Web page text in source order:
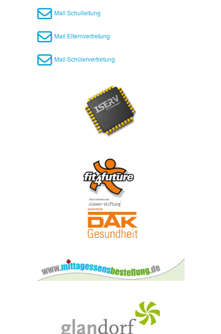
Mail Schulleitung
Mail Elternvertretung
Mail Schülervertretung